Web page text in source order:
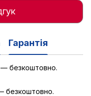
Гарантія
— безкоштовно.
безкоштовно.